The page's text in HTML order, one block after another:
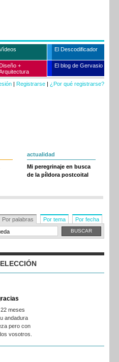
El Descodificador
+
El blog de Gervasio
| Registrarse | ¿Por qué registrarse?
actualidad
Mi peregrinaje en busca
de la píldora postcoital
Por palabras Por tema Por fecha
meses
andadura
pero con
vosotros.